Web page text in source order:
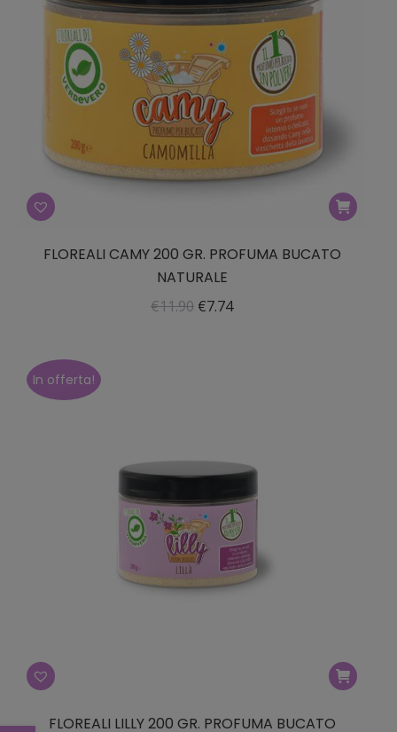
FLOREALI CAMY 200 GR. PROFUMA BUCATO
NATURALE
€11.90 Il
€7.74Il
In offerta!
FLOREALI LILLY 200 GR. PROFUMA BUCATO